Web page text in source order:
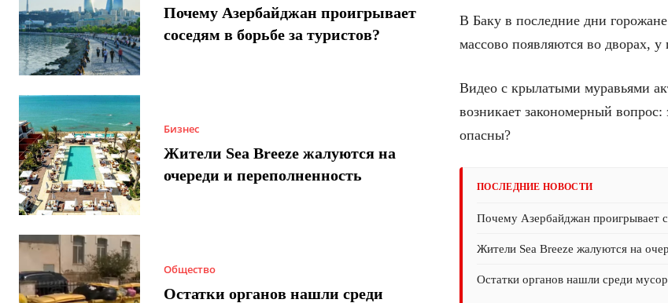
Почему Азербайджан проигрывает
соседям в борьбе за туристов?
Бизнес
Жители Sea Breeze жалуются на
очереди и переполненность
Общество
Остатки органов нашли среди
В Баку в последние дни
массово появляются во дворах, у
Видео с крылатыми муравьями
возникает закономерный
опасны?
ПОСЛЕДНИЕ НОВОСТИ
Почему Азербайджан проигрывает
Жители Sea Breeze жалуются на
Остатки органов нашли среди